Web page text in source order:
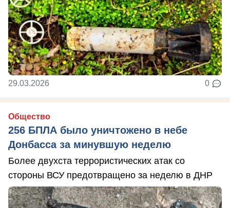
29.03.2026 0
Общество
256 БПЛА было уничтожено в небе
Донбасса за минувшую неделю
Более двухста террористических атак со
стороны ВСУ предотвращено за неделю в ДНР